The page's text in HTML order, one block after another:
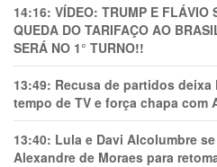
14:16: VÍDEO: TRUMP E FLÁVIO
QUEDA DO TARIFAÇO AO
SERÁ NO 1° TURNO!!
13:49: Recusa de partidos
tempo de TV e força chapa com
13:40: Lula e Davi Alcolumbre
Alexandre de Moraes para